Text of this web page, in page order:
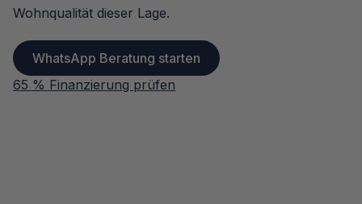
Wohnqualität dieser Lage.
WhatsApp Beratung starten
65 % Finanzierung prüfen